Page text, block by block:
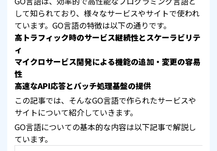
して知られており、様々なサービスやサイトで使われ
ています。GO言語の特徴は以下の通りです。
高トラフィック時のサービス継続性とスケーラビリテ
ィ
マイクロサービス開発による機能の追加・変更の容易
性
高速なAPI応答とバッチ処理基盤の提供
この記事では、そんなGO言語で作られたサービスや
サイトについて紹介していきます。
GO言語についての基本的な内容は以下記事で解説し
ています。